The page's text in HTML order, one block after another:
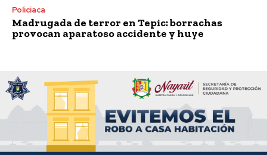
Policiaca
Madrugada de terror en Tepic: borrachas
provocan aparatoso accidente y huye